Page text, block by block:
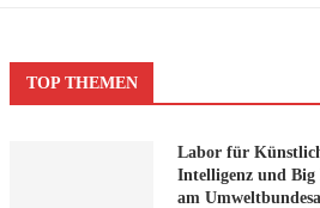
TOP THEMEN
Labor für
Intelligenz und Big
am